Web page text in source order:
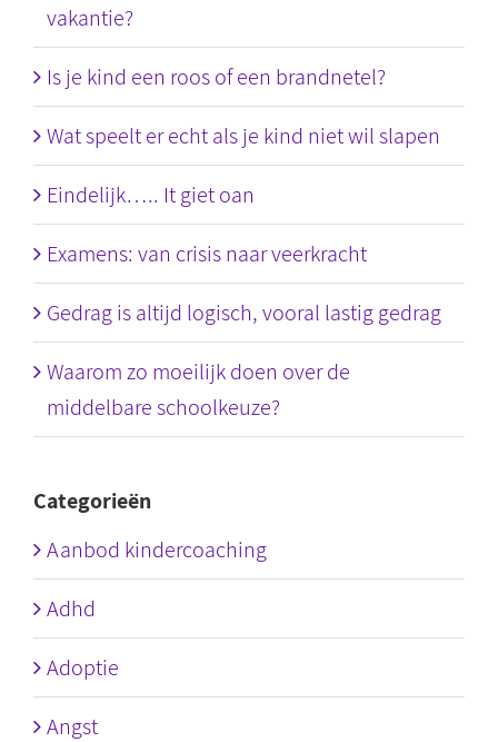
vakantie?
Is je kind een roos of een brandnetel?
Wat speelt er echt als je kind niet wil slapen
Eindelijk….. It giet oan
Examens: van crisis naar veerkracht
Gedrag is altijd logisch, vooral lastig gedrag
Waarom zo moeilijk doen over de
middelbare schoolkeuze?
Categorieën
Aanbod kindercoaching
Adhd
Adoptie
Angst